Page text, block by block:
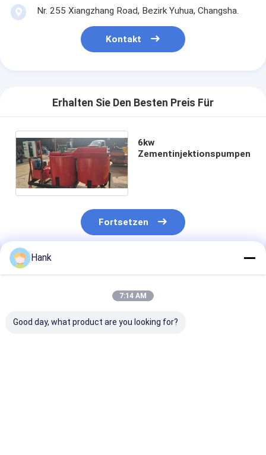
Nr. 255 Xiangzhang Road, Bezirk Yuhua, Changsha.
Kontakt
Erhalten Sie Den Besten Preis Für
6kw
Zementinjektionspumpen
Fortsetzen
Empfohlene Produkte
Hank
7:14 AM
Good day, what product are you looking for?